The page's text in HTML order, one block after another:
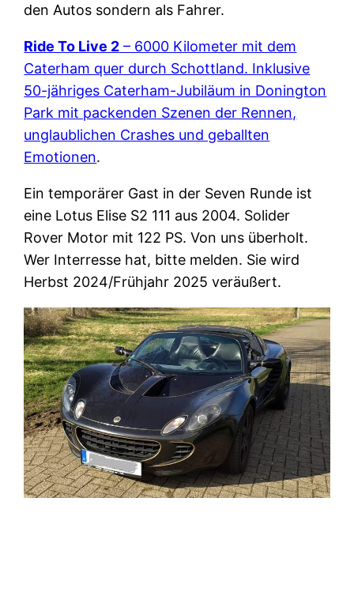
den Autos sondern als Fahrer.
Ride To Live 2 – 6000 Kilometer mit dem
Caterham quer durch Schottland. Inklusive
50-jähriges Caterham-Jubiläum in Donington
Park mit packenden Szenen der Rennen,
unglaublichen Crashes und geballten
Emotionen.
Ein temporärer Gast in der Seven Runde ist
eine Lotus Elise S2 111 aus 2004. Solider
Rover Motor mit 122 PS. Von uns überholt.
Wer Interresse hat, bitte melden. Sie wird
Herbst 2024/Frühjahr 2025 veräußert.